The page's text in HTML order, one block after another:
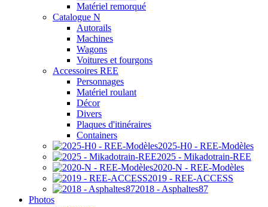
Matériel remorqué
Catalogue N
Autorails
Machines
Wagons
Voitures et fourgons
Accessoires REE
Personnages
Matériel roulant
Décor
Divers
Plaques d'itinéraires
Containers
2025-H0 - REE-Modèles
2025 - Mikadotrain-REE
2020-N - REE-Modèles
2019 - REE-ACCESS
2018 - Asphaltes87
Photos